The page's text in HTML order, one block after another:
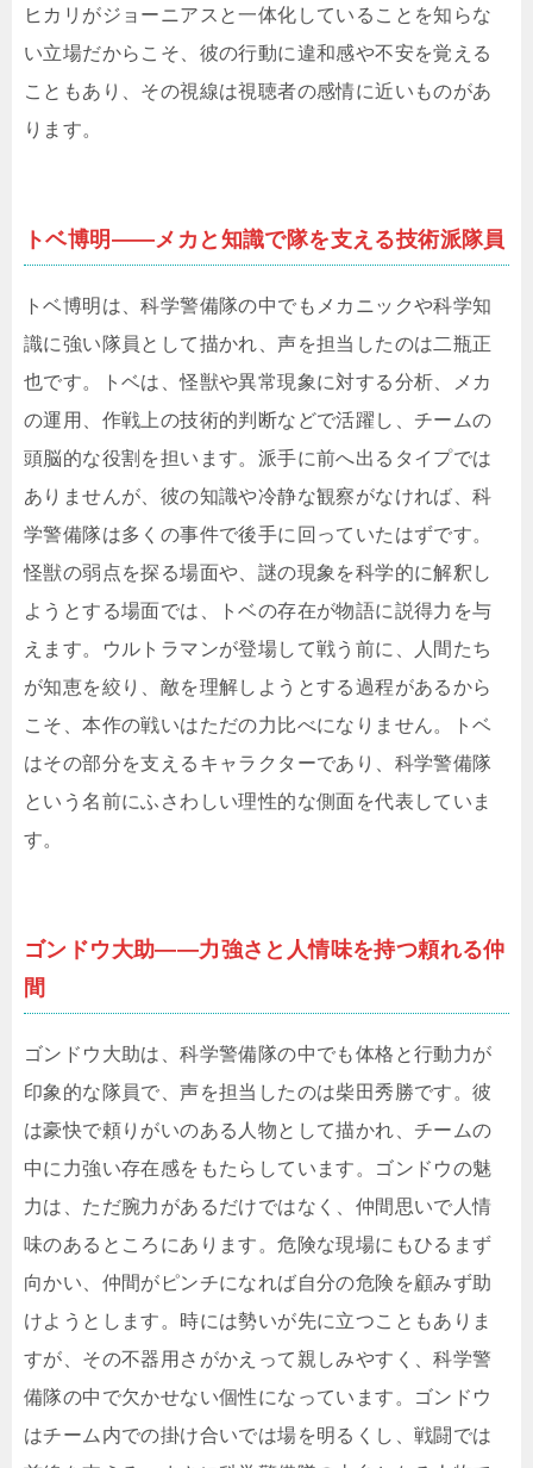
ヒカリがジョーニアスと一体化していることを知らな
い立場だからこそ、彼の行動に違和感や不安を覚える
こともあり、その視線は視聴者の感情に近いものがあ
ります。
トベ博明――メカと知識で隊を支える技術派隊員
トベ博明は、科学警備隊の中でもメカニックや科学知
識に強い隊員として描かれ、声を担当したのは二瓶正
也です。トベは、怪獣や異常現象に対する分析、メカ
の運用、作戦上の技術的判断などで活躍し、チームの
頭脳的な役割を担います。派手に前へ出るタイプでは
ありませんが、彼の知識や冷静な観察がなければ、科
学警備隊は多くの事件で後手に回っていたはずです。
怪獣の弱点を探る場面や、謎の現象を科学的に解釈し
ようとする場面では、トベの存在が物語に説得力を与
えます。ウルトラマンが登場して戦う前に、人間たち
が知恵を絞り、敵を理解しようとする過程があるから
こそ、本作の戦いはただの力比べになりません。トベ
はその部分を支えるキャラクターであり、科学警備隊
という名前にふさわしい理性的な側面を代表していま
す。
ゴンドウ大助――力強さと人情味を持つ頼れる仲
間
ゴンドウ大助は、科学警備隊の中でも体格と行動力が
印象的な隊員で、声を担当したのは柴田秀勝です。彼
は豪快で頼りがいのある人物として描かれ、チームの
中に力強い存在感をもたらしています。ゴンドウの魅
力は、ただ腕力があるだけではなく、仲間思いで人情
味のあるところにあります。危険な現場にもひるまず
向かい、仲間がピンチになれば自分の危険を顧みず助
けようとします。時には勢いが先に立つこともありま
すが、その不器用さがかえって親しみやすく、科学警
備隊の中で欠かせない個性になっています。ゴンドウ
はチーム内での掛け合いでは場を明るくし、戦闘では